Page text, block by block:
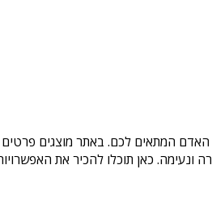
המתאים לכם. באתר מוצגים
כאן תוכלו להכיר את